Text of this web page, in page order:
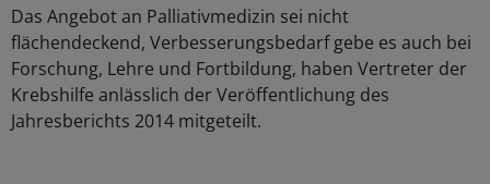
Das Angebot an Palliativmedizin sei nicht
flächendeckend, Verbesserungsbedarf gebe es auch bei
Forschung, Lehre und Fortbildung, haben Vertreter der
Krebshilfe anlässlich der Veröffentlichung des
Jahresberichts 2014 mitgeteilt.